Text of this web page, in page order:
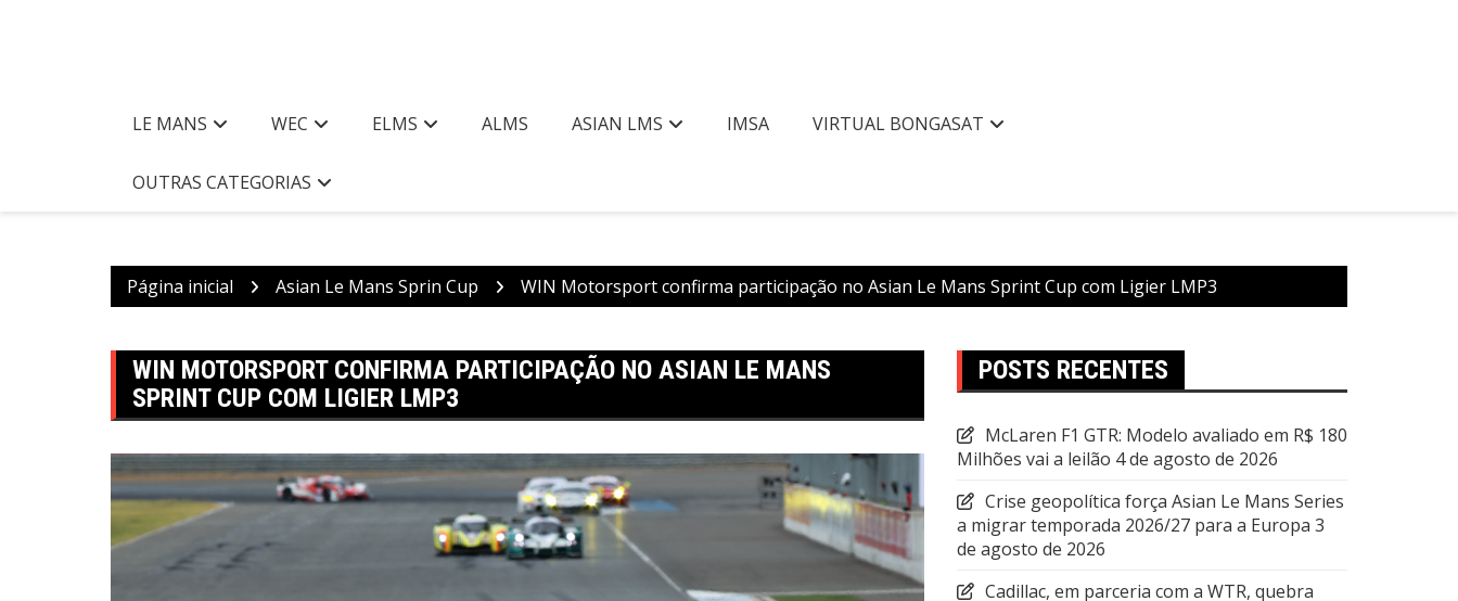
LE MANS WEC ELMS ALMS ASIAN LMS IMSA VIRTUAL BONGASAT
OUTRAS CATEGORIAS
Página inicial Asian Le Mans Sprin Cup WIN Motorsport confirma participação no Asian Le Mans Sprint Cup com Ligier LMP3
WIN MOTORSPORT CONFIRMA PARTICIPAÇÃO NO ASIAN LE MANS
SPRINT CUP COM LIGIER LMP3
POSTS RECENTES
McLaren F1 GTR: Modelo avaliado em R$ 180
Milhões vai a leilão 4 de agosto de 2026
Crise geopolítica força Asian Le Mans Series
a migrar temporada 2026/27 para a Europa 3
de agosto de 2026
Cadillac, em parceria com a WTR, quebra